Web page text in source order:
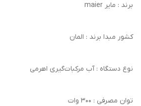
برند : مایر maier
کشور مبدا برند : المان
نوع دستگاه : آب مرکبات‌گیری اهرمی
توان مصرفی : 300 وات